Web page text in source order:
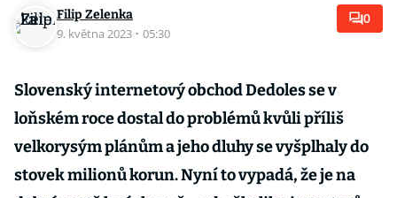
Filip Zelenka
9. května 2023 · 05:30
0
Slovenský internetový obchod Dedoles se v
loňském roce dostal do problémů kvůli příliš
velkorysým plánům a jeho dluhy se vyšplhaly do
stovek milionů korun. Nyní to vypadá, že je na